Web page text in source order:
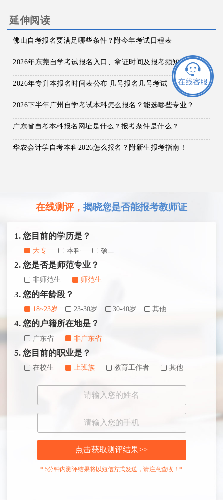
延伸阅读
佛山自考报名要满足哪些条件？附今年考试日程表
2026年东莞自学考试报名入口、拿证时间及报考须知汇总！
2026年专升本报名时间表公布 几号报名几号考试
2026下半年广州自学考试本科怎么报名？能选哪些专业？
广东省自考本科报名网址是什么？报考条件是什么？
华农会计学自考本科2026怎么报名？附新生报考指南！
在线测评， 揭晓您是否能报考教师证
1. 您目前的学历是？
大专 本科 硕士
2. 您是否是师范专业？
非师范生 师范生
3. 您的年龄段？
18~23岁 23-30岁 30-40岁 其他
4. 您的户籍所在地是？
广东省 非广东省
5. 您目前的职业是？
在校生 上班族 教育工作者 其他
点击获取测评结果>>
* 5分钟内测评结果将以短信方式发送，请注意查收！*